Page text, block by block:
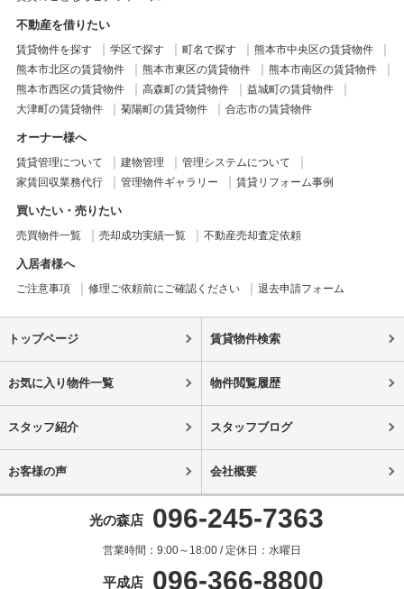
不動産を借りたい
賃貸物件を探す 学区で探す 町名で探す
熊本市中央区の賃貸物件
熊本市北区の賃貸物件
熊本市東区の賃貸物件
熊本市南区の賃貸物件
熊本市西区の賃貸物件
高森町の賃貸物件
益城町の賃貸物件
大津町の賃貸物件
菊陽町の賃貸物件 合志市の賃貸物件
オーナー様へ
賃貸管理について 建物管理
管理システムについて
家賃回収業務代行
管理物件ギャラリー 賃貸リフォーム事例
買いたい・売りたい
売買物件一覧 売却成功実績一覧 不動産売却査定依頼
入居者様へ
ご注意事項 修理ご依頼前にご確認ください 退去申請フォーム
トップページ 賃貸物件検索
お気に入り物件一覧 物件閲覧履歴
スタッフ紹介 スタッフブログ
お客様の声 会社概要
光の森店 096-245-7363
営業時間：9:00～18:00 / 定休日：水曜日
平成店 096-366-8800